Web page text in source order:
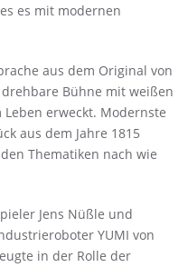
es mit modernen
aus dem Original von
Bühne mit weißen
erweckt. Modernste
aus dem Jahre 1815
Thematiken nach wie
Jens Nüßle und
YUMI von
in der Rolle der